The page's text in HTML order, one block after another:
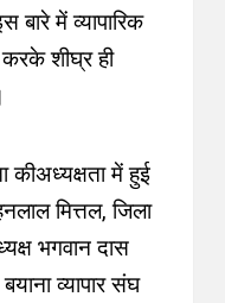
में व्यापारिक
करके शीघ्र ही
कीअध्यक्षता में हुई
मित्तल, जिला
भगवान दास
व्यापार संघ